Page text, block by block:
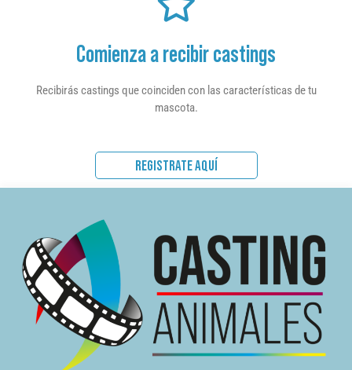
Comienza a recibir castings
Recibirás castings que coinciden con las características de tu
mascota.
REGISTRATE AQUÍ